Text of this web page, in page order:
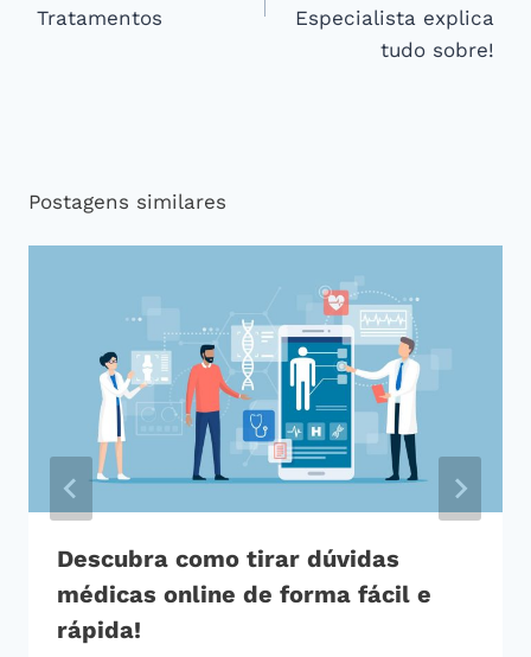
Tratamentos
Especialista explica
tudo sobre!
Postagens similares
Descubra como tirar dúvidas
médicas online de forma fácil e
rápida!